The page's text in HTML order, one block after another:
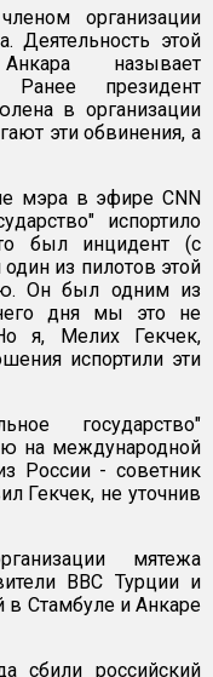
организации
Деятельность этой
называет
Ранее президент
в организации
эти обвинения, а
мэра в эфире CNN
испортило
был инцидент (с
из пилотов этой
Он был одним из
дня мы это не
я, Мелих Гекчек,
испортили эти
государство"
на международной
России - советник
Гекчек, не уточнив
мятежа
ВВС Турции и
в Стамбуле и Анкаре
сбили российский